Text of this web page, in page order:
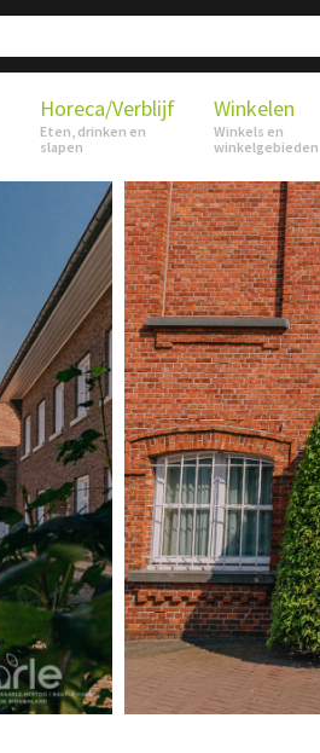
Horeca/Verblijf
Eten, drinken en
slapen
Winkelen
Winkels en
winkelgebieden